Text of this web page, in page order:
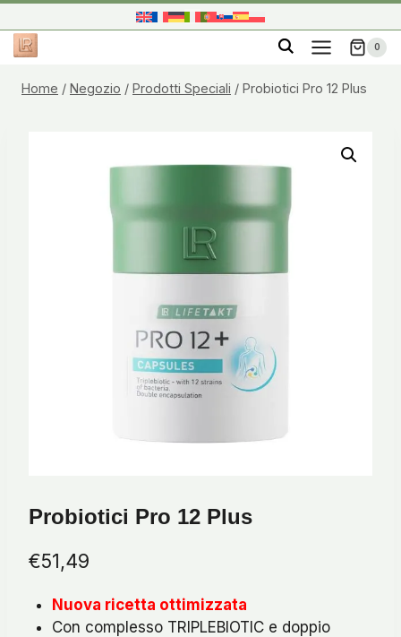
al
contenuto
0
Home / Negozio / Prodotti Speciali / Probiotici Pro 12 Plus
Probiotici Pro 12 Plus
€51,49
Nuova ricetta ottimizzata
Con complesso TRIPLEBIOTIC e doppio